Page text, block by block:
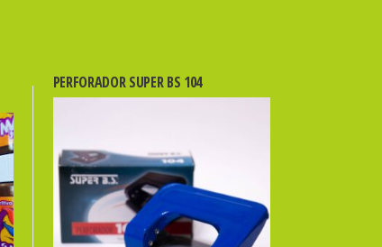
PERFORADOR SUPER BS 104